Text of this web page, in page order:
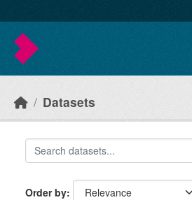
Datasets
Order by